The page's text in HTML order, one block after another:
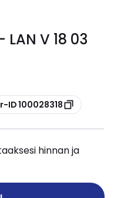
V 18 03
ID 100028318
hinnan ja